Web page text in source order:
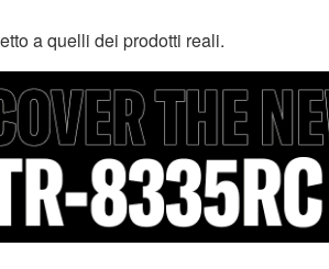
a quelli dei prodotti reali.